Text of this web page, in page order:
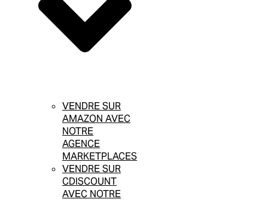
VENDRE SUR
AMAZON AVEC
NOTRE
AGENCE
MARKETPLACES
VENDRE SUR
CDISCOUNT
AVEC NOTRE